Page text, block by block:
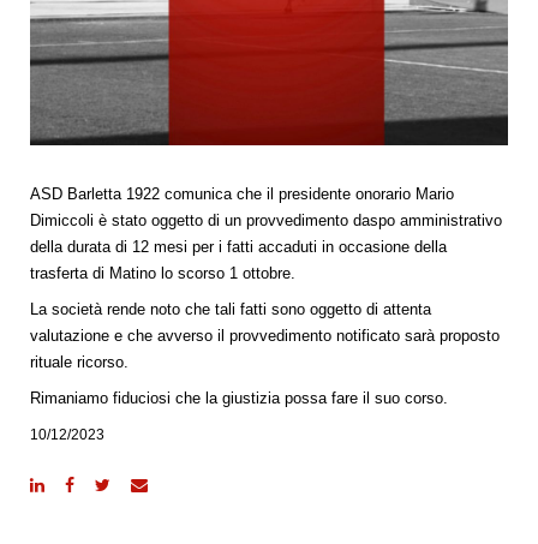
ASD Barletta 1922 comunica che il presidente onorario Mario
Dimiccoli è stato oggetto di un provvedimento daspo amministrativo
della durata di 12 mesi per i fatti accaduti in occasione della
trasferta di Matino lo scorso 1 ottobre.
La società rende noto che tali fatti sono oggetto di attenta
valutazione e che avverso il provvedimento notificato sarà proposto
rituale ricorso.
Rimaniamo fiduciosi che la giustizia possa fare il suo corso.
10/12/2023